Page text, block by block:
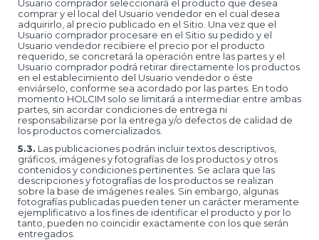
Usuario comprador seleccionará el producto que desea
comprar y el local del Usuario vendedor en el cual desea
adquirirlo, al precio publicado en el Sitio. Una vez que el
Usuario comprador procesare en el Sitio su pedido y el
Usuario vendedor recibiere el precio por el producto
requerido, se concretará la operación entre las partes y el
Usuario comprador podrá retirar directamente los productos
en el establecimiento del Usuario vendedor o éste
enviárselo, conforme sea acordado por las partes. En todo
momento HOLCIM solo se limitará a intermediar entre ambas
partes, sin acordar condiciones de entrega ni
responsabilizarse por la entrega y/o defectos de calidad de
los productos comercializados.
5.3. Las publicaciones podrán incluir textos descriptivos,
gráficos, imágenes y fotografías de los productos y otros
contenidos y condiciones pertinentes. Se aclara que las
descripciones y fotografías de los productos se realizan
sobre la base de imágenes reales. Sin embargo, algunas
fotografías publicadas pueden tener un carácter meramente
ejemplificativo a los fines de identificar el producto y por lo
tanto, pueden no coincidir exactamente con los que serán
entregados.